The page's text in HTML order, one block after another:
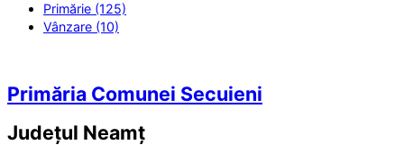
Primărie (125)
Vânzare (10)
Primăria Comunei Secuieni
Județul Neamț